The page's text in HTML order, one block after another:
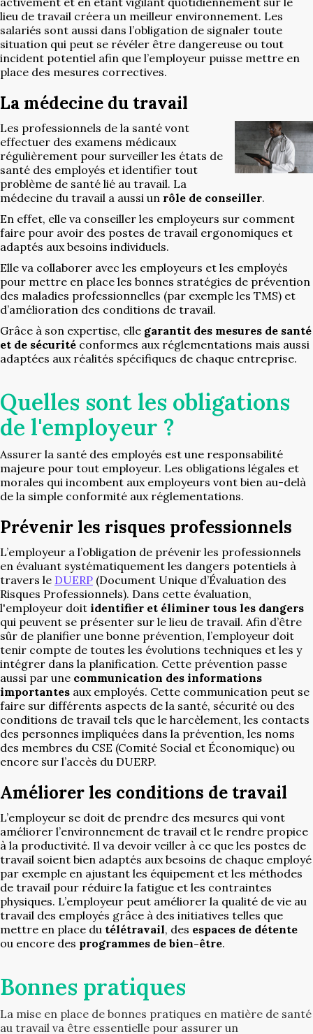
lieu de travail créera un meilleur environnement. Les
salariés sont aussi dans l’obligation de signaler toute
situation qui peut se révéler être dangereuse ou tout
incident potentiel afin que l’employeur puisse mettre en
place des mesures correctives.
La médecine du travail
Les professionnels de la santé vont
effectuer des examens médicaux
régulièrement pour surveiller les états de
santé des employés et identifier tout
problème de santé lié au travail. La
médecine du travail a aussi un rôle de conseiller.
En effet, elle va conseiller les employeurs sur comment
faire pour avoir des postes de travail ergonomiques et
adaptés aux besoins individuels.
Elle va collaborer avec les employeurs et les employés
pour mettre en place les bonnes stratégies de prévention
des maladies professionnelles (par exemple les TMS) et
d’amélioration des conditions de travail.
Grâce à son expertise, elle garantit des mesures de santé
et de sécurité conformes aux réglementations mais aussi
adaptées aux réalités spécifiques de chaque entreprise.
Quelles sont les obligations
de l'employeur ?
Assurer la santé des employés est une responsabilité
majeure pour tout employeur. Les obligations légales et
morales qui incombent aux employeurs vont bien au-delà
de la simple conformité aux réglementations.
Prévenir les risques professionnels
L’employeur a l’obligation de prévenir les professionnels
en évaluant systématiquement les dangers potentiels à
travers le DUERP (Document Unique d’Évaluation des
Risques Professionnels). Dans cette évaluation,
l'employeur doit identifier et éliminer tous les dangers
qui peuvent se présenter sur le lieu de travail. Afin d’être
sûr de planifier une bonne prévention, l’employeur doit
tenir compte de toutes les évolutions techniques et les y
intégrer dans la planification. Cette prévention passe
aussi par une communication des informations
importantes aux employés. Cette communication peut se
faire sur différents aspects de la santé, sécurité ou des
conditions de travail tels que le harcèlement, les contacts
des personnes impliquées dans la prévention, les noms
des membres du CSE (Comité Social et Économique) ou
encore sur l’accès du DUERP.
Améliorer les conditions de travail
L’employeur se doit de prendre des mesures qui vont
améliorer l’environnement de travail et le rendre propice
à la productivité. Il va devoir veiller à ce que les postes de
travail soient bien adaptés aux besoins de chaque employé
par exemple en ajustant les équipement et les méthodes
de travail pour réduire la fatigue et les contraintes
physiques. L’employeur peut améliorer la qualité de vie au
travail des employés grâce à des initiatives telles que
mettre en place du télétravail, des espaces de détente
ou encore des programmes de bien-être.
Bonnes pratiques
La mise en place de bonnes pratiques en matière de santé
au travail va être essentielle pour assurer un